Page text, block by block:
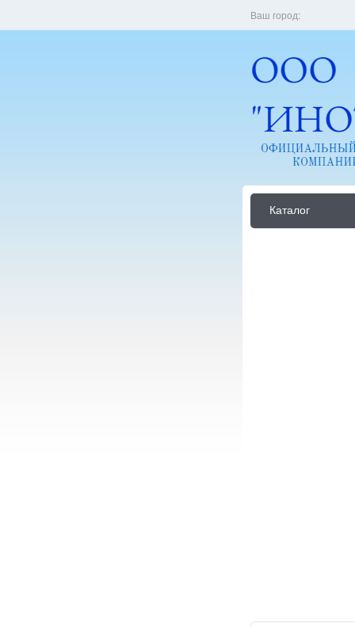
Ваш город:
Каталог